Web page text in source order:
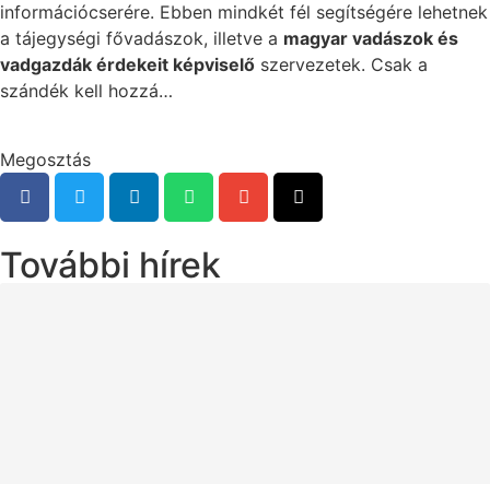
információcserére. Ebben mindkét fél segítségére lehetnek
a tájegységi fővadászok, illetve a magyar vadászok és
vadgazdák érdekeit képviselő szervezetek. Csak a
szándék kell hozzá…
Megosztás
További hírek